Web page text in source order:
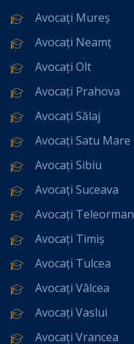
Avocați Mureș
Avocați Neamț
Avocați Olt
Avocați Prahova
Avocați Sălaj
Avocați Satu Mare
Avocați Sibiu
Avocați Suceava
Avocați Teleorman
Avocați Timiș
Avocați Tulcea
Avocați Vâlcea
Avocați Vaslui
Avocați Vrancea